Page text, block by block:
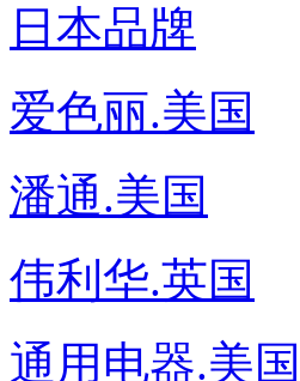
日本品牌
爱色丽.美国
潘通.美国
伟利华.英国
通用电器.美国